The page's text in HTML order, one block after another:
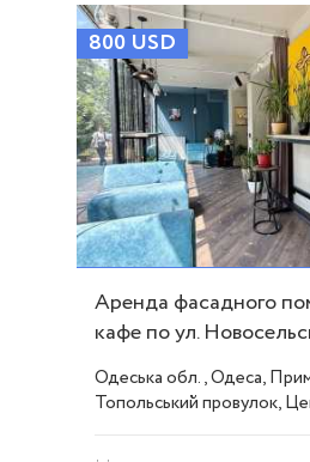
800 USD
Аренда фасадного
кафе по ул.
54336
Одеська обл., Одеса,
Топольський провулок,